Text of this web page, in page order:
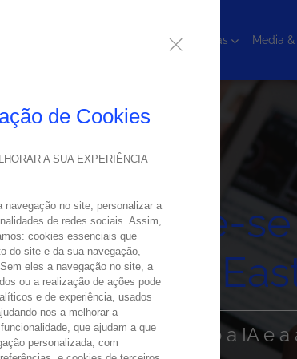
Tecnologias Media
Junte-
Descubra como a IA e
de Cookies
A SUA EXPERIÊNCIA
no site, personalizar a
de redes sociais. Assim,
cookies essenciais que
do site e da sua navegação,
eles a navegação no site, a
ou a realização de ações pode
e de experiência, usados
nos a melhorar a
que ajudam a que
personalizada, com